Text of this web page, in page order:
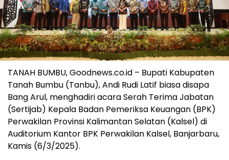
TANAH BUMBU, Goodnews.co.id – Bupati Kabupaten
Tanah Bumbu (Tanbu), Andi Rudi Latif biasa disapa
Bang Arul, menghadiri acara Serah Terima Jabatan
(Sertijab) Kepala Badan Pemeriksa Keuangan (BPK)
Perwakilan Provinsi Kalimantan Selatan (Kalsel) di
Auditorium Kantor BPK Perwakilan Kalsel, Banjarbaru,
Kamis (6/3/2025).